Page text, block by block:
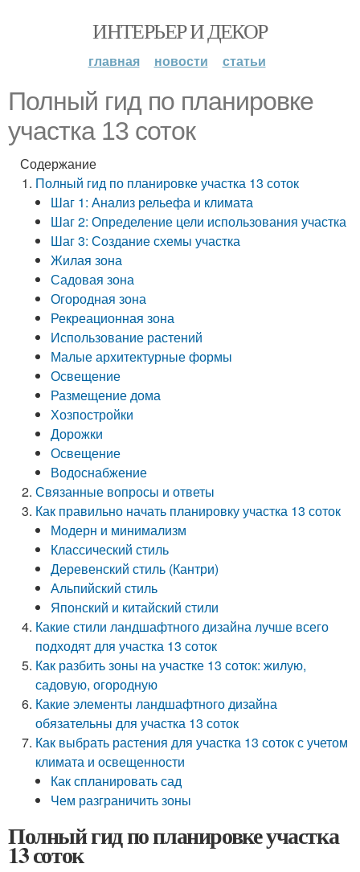
ИНТЕРЬЕР И ДЕКОР
главная новости статьи
Полный гид по планировке
участка 13 соток
Содержание
Полный гид по планировке участка 13 соток
Шаг 1: Анализ рельефа и климата
Шаг 2: Определение цели использования участка
Шаг 3: Создание схемы участка
Жилая зона
Садовая зона
Огородная зона
Рекреационная зона
Использование растений
Малые архитектурные формы
Освещение
Размещение дома
Хозпостройки
Дорожки
Освещение
Водоснабжение
Связанные вопросы и ответы
Как правильно начать планировку участка 13 соток
Модерн и минимализм
Классический стиль
Деревенский стиль (Кантри)
Альпийский стиль
Японский и китайский стили
Какие стили ландшафтного дизайна лучше всего
подходят для участка 13 соток
Как разбить зоны на участке 13 соток: жилую,
садовую, огородную
Какие элементы ландшафтного дизайна
обязательны для участка 13 соток
Как выбрать растения для участка 13 соток с учетом
климата и освещенности
Как спланировать сад
Чем разграничить зоны
Полный гид по планировке участка
13 соток